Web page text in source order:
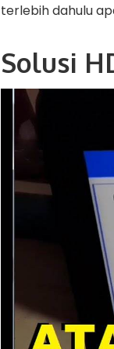
terlebih dahulu
Solusi